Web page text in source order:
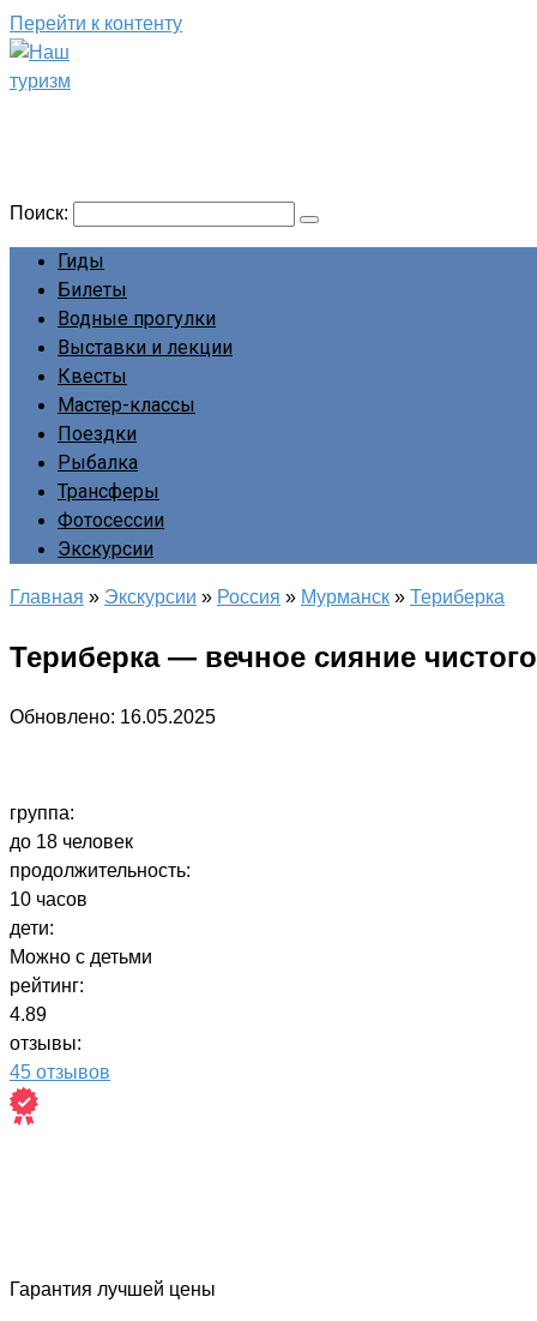
Перейти к контенту
Поиск:
Гиды
Билеты
Водные прогулки
Выставки и лекции
Квесты
Мастер-классы
Поездки
Рыбалка
Трансферы
Фотосессии
Экскурсии
Главная » Экскурсии » Россия » Мурманск » Териберка
Териберка — вечное сияние
Обновлено: 16.05.2025
группа:
до 18 человек
продолжительность:
10 часов
дети:
Можно с детьми
рейтинг:
4.89
отзывы:
45 отзывов
Гарантия лучшей цены